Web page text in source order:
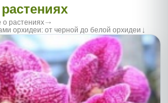
о растениях
орхидеи: от черной до белой орхидеи